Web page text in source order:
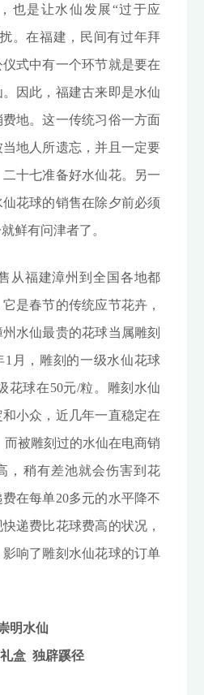
也是让水仙发展“过于应
。在福建，民间有过年拜
式中有一个环节就是要在
因此，福建古来即是水仙
地。这一传统习俗一方面
地人所遗忘，并且一定要
十七准备好水仙花。另一
花球的销售在除夕前必须
鲜有问津者了。
从福建漳州到全国各地都
是春节的传统应节花卉，
水仙最贵的花球当属雕刻
1月，雕刻的一级水仙花球
花球在50元/粒。雕刻水仙
小众，近几年一直稳定在
而被雕刻过的水仙在电商销
，稍有差池就会伤害到花
在每单20多元的水平降不
递费比花球费高的状况，
响了雕刻水仙花球的订单
明水仙
盒 独辟蹊径